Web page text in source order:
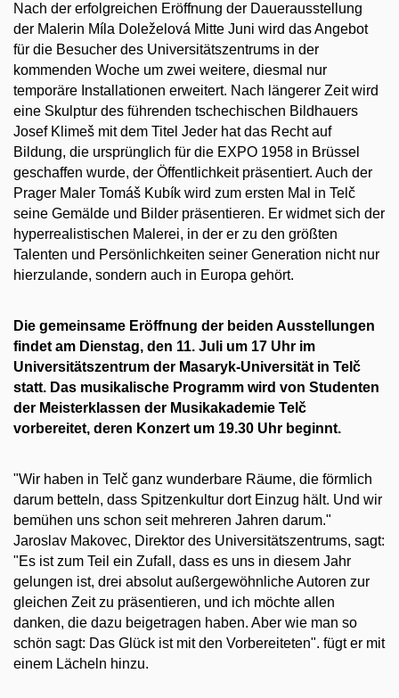
Nach der erfolgreichen Eröffnung der Dauerausstellung
der Malerin Míla Doleželová Mitte Juni wird das Angebot
für die Besucher des Universitätszentrums in der
kommenden Woche um zwei weitere, diesmal nur
temporäre Installationen erweitert. Nach längerer Zeit wird
eine Skulptur des führenden tschechischen Bildhauers
Josef Klimeš mit dem Titel Jeder hat das Recht auf
Bildung, die ursprünglich für die EXPO 1958 in Brüssel
geschaffen wurde, der Öffentlichkeit präsentiert. Auch der
Prager Maler Tomáš Kubík wird zum ersten Mal in Telč
seine Gemälde und Bilder präsentieren. Er widmet sich der
hyperrealistischen Malerei, in der er zu den größten
Talenten und Persönlichkeiten seiner Generation nicht nur
hierzulande, sondern auch in Europa gehört.
Die gemeinsame Eröffnung der beiden Ausstellungen
findet am Dienstag, den 11. Juli um 17 Uhr im
Universitätszentrum der Masaryk-Universität in Telč
statt. Das musikalische Programm wird von Studenten
der Meisterklassen der Musikakademie Telč
vorbereitet, deren Konzert um 19.30 Uhr beginnt.
"Wir haben in Telč ganz wunderbare Räume, die förmlich
darum betteln, dass Spitzenkultur dort Einzug hält. Und wir
bemühen uns schon seit mehreren Jahren darum."
Jaroslav Makovec, Direktor des Universitätszentrums, sagt:
"Es ist zum Teil ein Zufall, dass es uns in diesem Jahr
gelungen ist, drei absolut außergewöhnliche Autoren zur
gleichen Zeit zu präsentieren, und ich möchte allen
danken, die dazu beigetragen haben. Aber wie man so
schön sagt: Das Glück ist mit den Vorbereiteten". fügt er mit
einem Lächeln hinzu.